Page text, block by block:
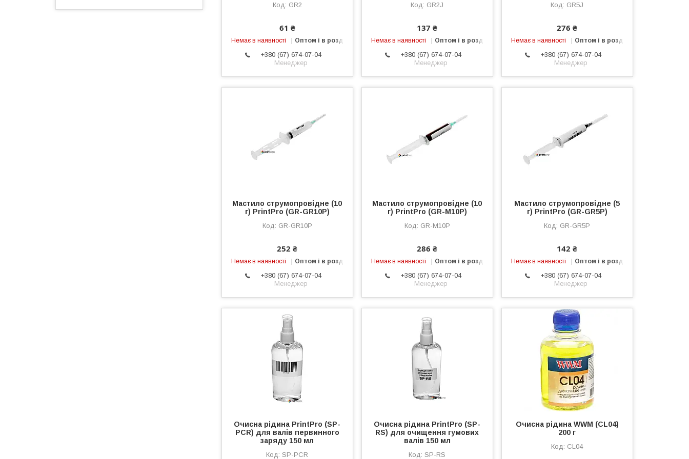
GR2
61 ₴
Немає в наявності Оптом і в роздріб
+380 (67) 674-07-04
Менеджер
GR2J
137 ₴
Немає в наявності Оптом і в роздріб
+380 (67) 674-07-04
Менеджер
GR5J
276 ₴
Немає в наявності Оптом і в роздріб
+380 (67) 674-07-04
Менеджер
Мастило струмопровідне (10
г) PrintPro (GR-GR10P)
GR-GR10P
252 ₴
Немає в наявності Оптом і в роздріб
+380 (67) 674-07-04
Менеджер
Мастило струмопровідне (10
г) PrintPro (GR-M10P)
GR-M10P
286 ₴
Немає в наявності Оптом і в роздріб
+380 (67) 674-07-04
Менеджер
Мастило струмопровідне (5
г) PrintPro (GR-GR5P)
GR-GR5P
142 ₴
Немає в наявності Оптом і в роздріб
+380 (67) 674-07-04
Менеджер
Очисна рідина PrintPro (SP-
PCR) для валів первинного
заряду 150 мл
SP-PCR
Очисна рідина PrintPro (SP-
RS) для очищення гумових
валів 150 мл
SP-RS
Очисна рідина WWM (CL04)
200 г
CL04